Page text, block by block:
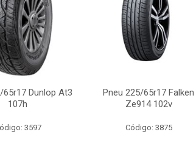
65r17 Dunlop At3
107h
3597
Pneu 225/65r17 Falken
Ze914 102v
Código: 3875